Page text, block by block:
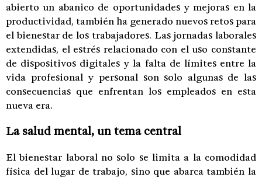
abierto un abanico de oportunidades y mejoras en la
productividad, también ha generado nuevos retos para
el bienestar de los trabajadores. Las jornadas laborales
extendidas, el estrés relacionado con el uso constante
de dispositivos digitales y la falta de límites entre la
vida profesional y personal son solo algunas de las
consecuencias que enfrentan los empleados en esta
nueva era.
La salud mental, un tema central
El bienestar laboral no solo se limita a la comodidad
física del lugar de trabajo, sino que abarca también la